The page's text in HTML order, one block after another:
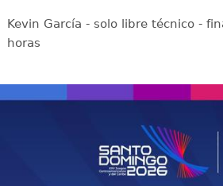
Kevin García - solo libre técnico -
horas